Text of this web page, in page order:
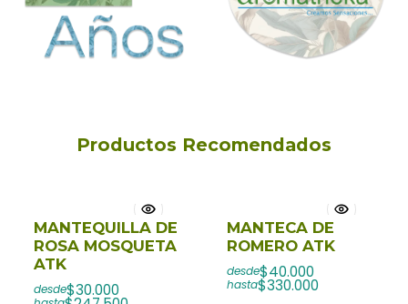
Productos Recomendados
MANTEQUILLA DE
ROSA MOSQUETA
ATK
desde$30.000
MANTECA DE
ROMERO ATK
desde$40.000
hasta$330.000